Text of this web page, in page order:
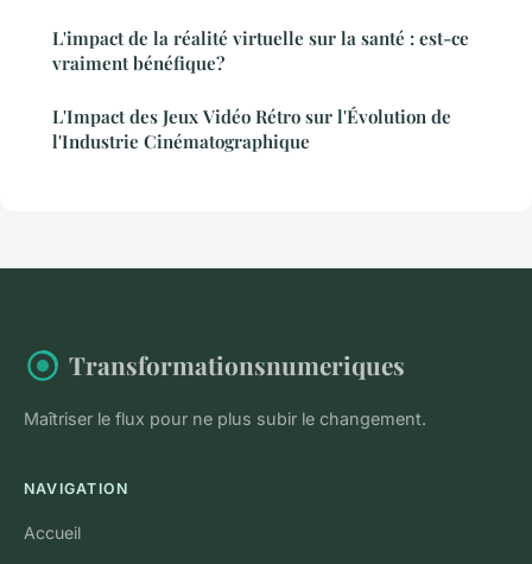
L'impact de la réalité virtuelle sur la santé : est-ce
vraiment bénéfique?
L'Impact des Jeux Vidéo Rétro sur l'Évolution de
l'Industrie Cinématographique
Transformationsnumeriques
Maîtriser le flux pour ne plus subir le changement.
NAVIGATION
Accueil